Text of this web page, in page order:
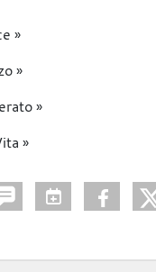
»
»
»
»